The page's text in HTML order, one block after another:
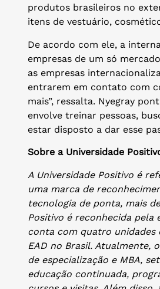
produtos brasileiros no
itens de vestuário,
De acordo com ele, a
empresas de um só
as empresas
entrarem em contato com
mais”, ressalta. Nyegray
envolve treinar pessoas,
estar disposto a dar esse
Sobre a Universidade
A Universidade Positivo é
uma marca de
tecnologia de ponta, mais
Positivo é reconhecida pela
conta com quatro unidades
EAD no Brasil. Atualmente,
de especialização e MBA,
educação continuada,